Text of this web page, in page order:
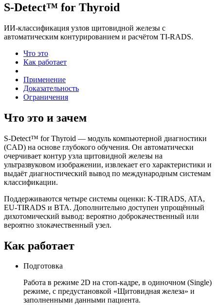
S-Detect™ for Thyroid
ИИ-классификация узлов щитовидной железы с
автоматическим контурированием и расчётом TI-RADS.
Что это
Как работает
Применение
Доказательность
Ограничения
Что это и зачем
S-Detect™ for Thyroid — модуль компьютерной диагностики
(CAD) на основе глубокого обучения. Он автоматически
очерчивает контур узла щитовидной железы на
ультразвуковом изображении, извлекает его характеристики и
выдаёт диагностический вывод по международным системам
классификации.
Поддерживаются четыре системы оценки: K-TIRADS, ATA,
EU-TIRADS и BTA. Дополнительно доступен упрощённый
дихотомический вывод: вероятно доброкачественный или
вероятно злокачественный узел.
Как работает
Подготовка
Работа в режиме 2D на стоп-кадре, в одиночном (Single)
режиме, с предустановкой «Щитовидная железа» и
заполненными данными пациента.